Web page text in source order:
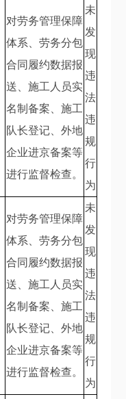
对劳务管理保障
体系、劳务分包
合同履约数据报
送、施工人员实
名制备案、施工
队长登记、外地
企业进京备案等
进行监督检查。
未
发
现
违
法
违
规
行
为
对劳务管理保障
体系、劳务分包
合同履约数据报
送、施工人员实
名制备案、施工
队长登记、外地
企业进京备案等
进行监督检查。
未
发
现
违
法
违
规
行
为